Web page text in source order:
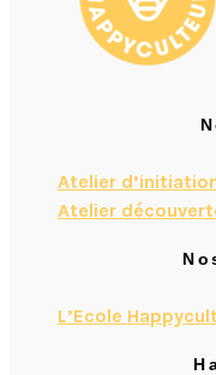
Atelier
Atelier
L’Ecole